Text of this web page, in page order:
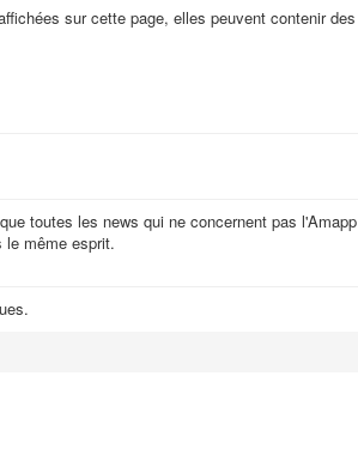
sur cette page, elles peuvent contenir des
toutes les news qui ne concernent pas l'Amapp
le même esprit.